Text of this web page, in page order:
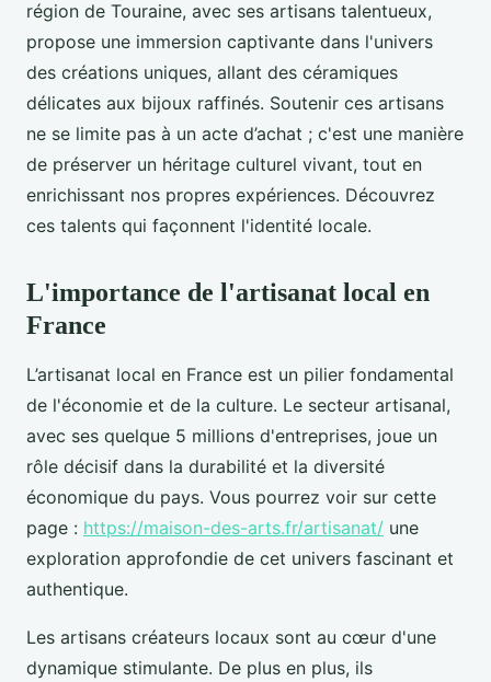
région de Touraine, avec ses artisans talentueux,
propose une immersion captivante dans l'univers
des créations uniques, allant des céramiques
délicates aux bijoux raffinés. Soutenir ces artisans
ne se limite pas à un acte d’achat ; c'est une manière
de préserver un héritage culturel vivant, tout en
enrichissant nos propres expériences. Découvrez
ces talents qui façonnent l'identité locale.
L'importance de l'artisanat local en
France
L’artisanat local en France est un pilier fondamental
de l'économie et de la culture. Le secteur artisanal,
avec ses quelque 5 millions d'entreprises, joue un
rôle décisif dans la durabilité et la diversité
économique du pays. Vous pourrez voir sur cette
page : https://maison-des-arts.fr/artisanat/ une
exploration approfondie de cet univers fascinant et
authentique.
Les artisans créateurs locaux sont au cœur d'une
dynamique stimulante. De plus en plus, ils